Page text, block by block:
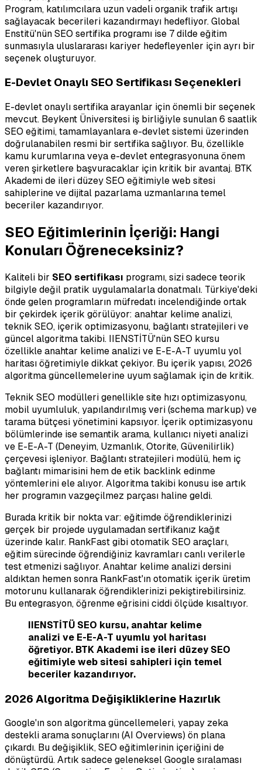
Program, katılımcılara uzun vadeli organik trafik artışı
sağlayacak becerileri kazandırmayı hedefliyor. Global
Enstitü'nün SEO sertifika programı ise 7 dilde eğitim
sunmasıyla uluslararası kariyer hedefleyenler için ayrı bir
seçenek oluşturuyor.
E-Devlet Onaylı SEO Sertifikası Seçenekleri
E-devlet onaylı sertifika arayanlar için önemli bir seçenek
mevcut. Beykent Üniversitesi iş birliğiyle sunulan 6 saatlik
SEO eğitimi, tamamlayanlara e-devlet sistemi üzerinden
doğrulanabilen resmi bir sertifika sağlıyor. Bu, özellikle
kamu kurumlarına veya e-devlet entegrasyonuna önem
veren şirketlere başvuracaklar için kritik bir avantaj. BTK
Akademi de ileri düzey SEO eğitimiyle web sitesi
sahiplerine ve dijital pazarlama uzmanlarına temel
beceriler kazandırıyor.
SEO Eğitimlerinin İçeriği: Hangi
Konuları Öğreneceksiniz?
Kaliteli bir SEO sertifikası programı, sizi sadece teorik
bilgiyle değil pratik uygulamalarla donatmalı. Türkiye'deki
önde gelen programların müfredatı incelendiğinde ortak
bir çekirdek içerik görülüyor: anahtar kelime analizi,
teknik SEO, içerik optimizasyonu, bağlantı stratejileri ve
güncel algoritma takibi. IIENSTİTÜ'nün SEO kursu
özellikle anahtar kelime analizi ve E-E-A-T uyumlu yol
haritası öğretimiyle dikkat çekiyor. Bu içerik yapısı, 2026
algoritma güncellemelerine uyum sağlamak için de kritik.
Teknik SEO modülleri genellikle site hızı optimizasyonu,
mobil uyumluluk, yapılandırılmış veri (schema markup) ve
tarama bütçesi yönetimini kapsıyor. İçerik optimizasyonu
bölümlerinde ise semantik arama, kullanıcı niyeti analizi
ve E-E-A-T (Deneyim, Uzmanlık, Otorite, Güvenilirlik)
çerçevesi işleniyor. Bağlantı stratejileri modülü, hem iç
bağlantı mimarisini hem de etik backlink edinme
yöntemlerini ele alıyor. Algoritma takibi konusu ise artık
her programın vazgeçilmez parçası haline geldi.
Burada kritik bir nokta var: eğitimde öğrendiklerinizi
gerçek bir projede uygulamadan sertifikanız kağıt
üzerinde kalır. RankFast gibi otomatik SEO araçları,
eğitim sürecinde öğrendiğiniz kavramları canlı verilerle
test etmenizi sağlıyor. Anahtar kelime analizi dersini
aldıktan hemen sonra RankFast'ın otomatik içerik üretim
motorunu kullanarak öğrendiklerinizi pekiştirebilirsiniz.
Bu entegrasyon, öğrenme eğrisini ciddi ölçüde kısaltıyor.
IIENSTİTÜ SEO kursu, anahtar kelime
analizi ve E-E-A-T uyumlu yol haritası
öğretiyor. BTK Akademi ise ileri düzey SEO
eğitimiyle web sitesi sahipleri için temel
beceriler kazandırıyor.
2026 Algoritma Değişikliklerine Hazırlık
Google'ın son algoritma güncellemeleri, yapay zeka
destekli arama sonuçlarını (AI Overviews) ön plana
çıkardı. Bu değişiklik, SEO eğitimlerinin içeriğini de
dönüştürdü. Artık sadece geleneksel Google sıralaması